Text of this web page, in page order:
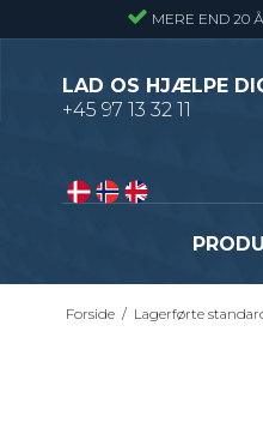
MERE END 20
LAD OS HJÆLPE
+45 97 13 32 11
Presriste - Almindelig
Forside / Lagerførte